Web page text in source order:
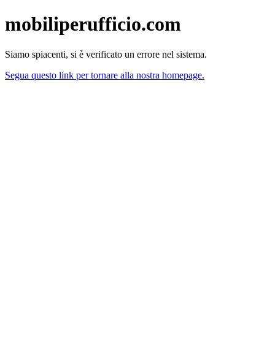
mobiliperufficio.com
Siamo spiacenti, si è verificato un errore nel sistema.
Segua questo link per tornare alla nostra homepage.